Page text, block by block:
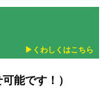
▶︎くわしくはこちら
能です！）